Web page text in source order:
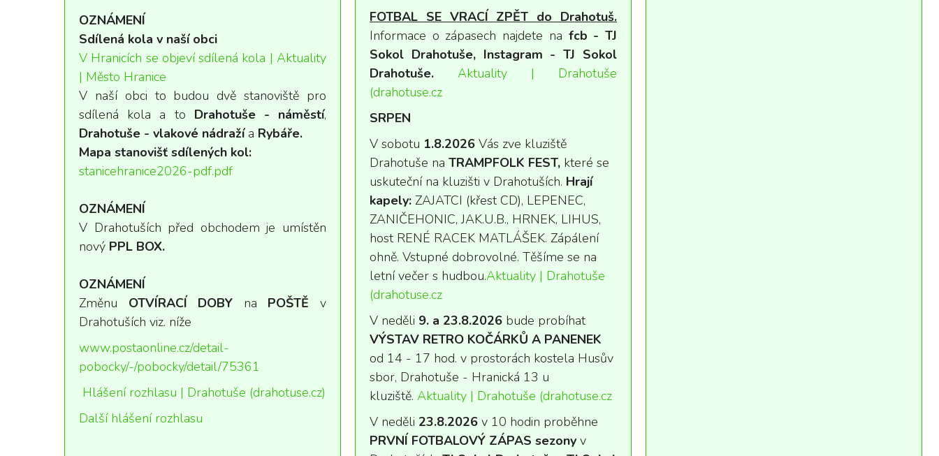
OZNÁMENÍ
Sdílená kola v naší obci
V Hranicích se objeví sdílená kola | Aktuality
| Město Hranice
V naší obci to budou dvě stanoviště pro
sdílená kola a to Drahotuše - náměstí,
Drahotuše - vlakové nádraží a Rybáře.
Mapa stanovišť sdílených kol:
stanicehranice2026-pdf.pdf
OZNÁMENÍ
V Drahotuších před obchodem je umístěn
nový PPL BOX.
OZNÁMENÍ
Změnu OTVÍRACÍ DOBY na POŠTĚ v
Drahotuších viz. níže
www.postaonline.cz/detail-
pobocky/-/pobocky/detail/75361
Hlášení rozhlasu | Drahotuše (drahotuse.cz)
Další hlášení rozhlasu
FOTBAL SE VRACÍ ZPĚT do Drahotuš.
Informace o zápasech najdete na fcb - TJ
Sokol Drahotuše, Instagram - TJ Sokol
Drahotuše. Aktuality | Drahotuše
(drahotuse.cz
SRPEN
V sobotu 1.8.2026 Vás zve kluziště
Drahotuše na TRAMPFOLK FEST, které se
uskuteční na kluzišti v Drahotuších. Hrají
kapely: ZAJATCI (křest CD), LEPENEC,
ZANIČEHONIC, JAK.U.B., HRNEK, LIHUS,
host RENÉ RACEK MATLÁŠEK. Zápálení
ohně. Vstupné dobrovolné. Těšíme se na
letní večer s hudbou.Aktuality | Drahotuše
(drahotuse.cz
V neděli 9. a 23.8.2026 bude probíhat
VÝSTAV RETRO KOČÁRKŮ A PANENEK
od 14 - 17 hod. v prostorách kostela Husův
sbor, Drahotuše - Hranická 13 u
kluziště. Aktuality | Drahotuše (drahotuse.cz
V neděli 23.8.2026 v 10 hodin proběhne
PRVNÍ FOTBALOVÝ ZÁPAS sezony v